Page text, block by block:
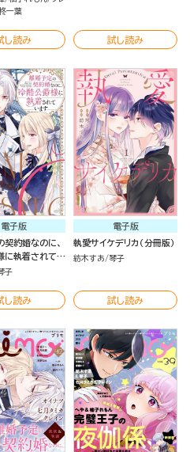
一葉
し読み 試し読み
電子版
契約婚なのに、
に執着されてい
子
し読み
電子版
執愛サイケデリカ（分冊版）
紡木すあ 琴子
試し読み